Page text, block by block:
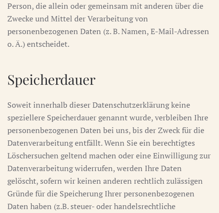
Person, die allein oder gemeinsam mit anderen über die
Zwecke und Mittel der Verarbeitung von
personenbezogenen Daten (z. B. Namen, E-Mail-Adressen
o. Ä.) entscheidet.
Speicherdauer
Soweit innerhalb dieser Datenschutzerklärung keine
speziellere Speicherdauer genannt wurde, verbleiben Ihre
personenbezogenen Daten bei uns, bis der Zweck für die
Datenverarbeitung entfällt. Wenn Sie ein berechtigtes
Löschersuchen geltend machen oder eine Einwilligung zur
Datenverarbeitung widerrufen, werden Ihre Daten
gelöscht, sofern wir keinen anderen rechtlich zulässigen
Gründe für die Speicherung Ihrer personenbezogenen
Daten haben (z.B. steuer- oder handelsrechtliche